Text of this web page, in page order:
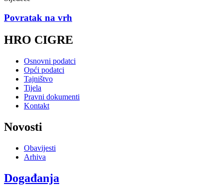
Povratak na vrh
HRO CIGRE
Osnovni podatci
Opći podatci
Tajništvo
Tijela
Pravni dokumenti
Kontakt
Novosti
Obavijesti
Arhiva
Događanja